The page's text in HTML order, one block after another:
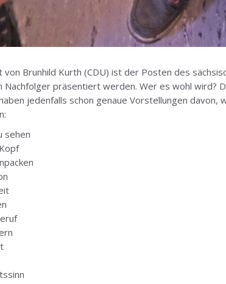
von Brunhild Kurth (CDU) ist der Posten des
Nachfolger präsentiert werden. Wer es wohl wird?
jedenfalls schon genaue Vorstellungen
sehen